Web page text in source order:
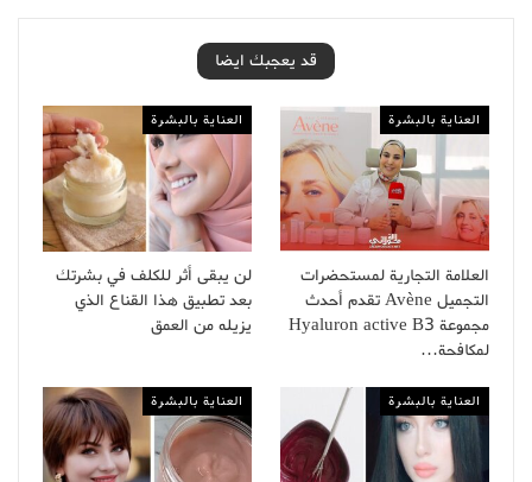
قد يعجبك ايضا
العناية بالبشرة
العلامة التجارية لمستحضرات
التجميل Avène تقدم أحدث
مجموعة Hyaluron active B3
لمكافحة…
العناية بالبشرة
لن يبقى أثر للكلف في بشرتك
بعد تطبيق هذا القناع الذي
يزيله من العمق
العناية بالبشرة العناية بالبشرة